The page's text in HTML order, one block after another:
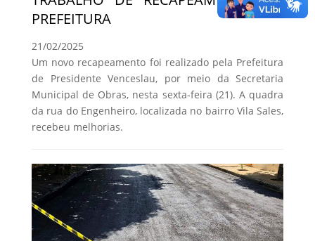
PREFEITURA
21/02/2025
Um novo recapeamento foi realizado pela Prefeitura
de Presidente Venceslau, por meio da Secretaria
Municipal de Obras, nesta sexta-feira (21). A quadra
da rua do Engenheiro, localizada no bairro Vila Sales,
recebeu melhorias.